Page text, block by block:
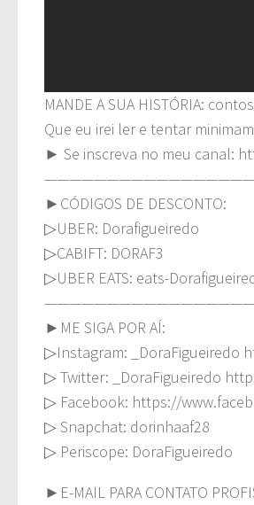
MANDE A SUA HISTÓRIA:
Que eu irei ler e tentar
► Se inscreva no meu canal:
►CÓDIGOS DE DESCONTO:
▷UBER: Dorafigueiredo
▷CABIFT: DORAF3
▷UBER EATS: eats-
►ME SIGA POR AÍ:
▷Instagram: _DoraFigueiredo
▷ Twitter: _DoraFigueiredo
▷ Facebook: https://
▷ Snapchat: dorinhaaf28
▷ Periscope: DoraFigueiredo
►E-MAIL PARA CONTATO